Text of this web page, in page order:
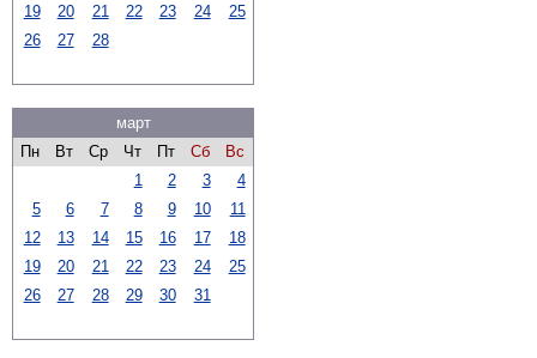
19
20 21 22 23 24
25
26
27 28
март
Пн
Вт Ср Чт Пт Сб
Вс
1
2 3
4
5
6 7 8 9 10
11
12
13 14 15 16 17
18
19
20 21 22 23 24
25
26
27 28 29 30 31